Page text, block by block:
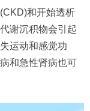
和开始透析
谢沉积物会引起
运动和感觉功
和急性肾病也可